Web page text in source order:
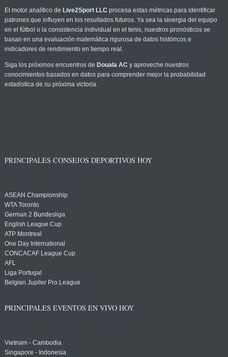
El motor analítico de Live2Sport LLC procesa estas métricas para identificar
patrones que influyen en los resultados futuros. Ya sea la sinergia del equipo
en el fútbol o la consistencia individual en el tenis, nuestros pronósticos se
basan en una evaluación matemática rigurosa de datos históricos e
indicadores de rendimiento en tiempo real.
Siga los próximos encuentros de Douala AC y aproveche nuestros
conocimientos basados en datos para comprender mejor la probabilidad
estadística de su próxima victoria.
PRINCIPALES CONSEJOS DEPORTIVOS HOY
ASEAN Championship
WTA Toronto
German 2 Bundesliga
English League Cup
ATP Montreal
One Day International
CONCACAF League Cup
AFL
Liga Portugal
Belgian Jupiler Pro League
PRINCIPALES EVENTOS EN VIVO HOY
Vietnam - Cambodia
Singapore - Indonesia